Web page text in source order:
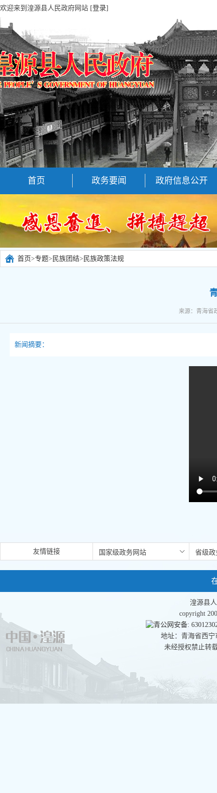
欢迎来到湟源县人民政府网站 [登录]
首页 政务要闻 政府信息公开
首页>专题> 民族团结> 民族政策法规
来源：青海省
新闻摘要：
友情链接
湟源县
copyright
青公网安备:
地址：青海省西
未经授权禁止转